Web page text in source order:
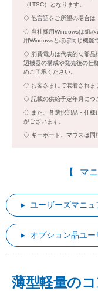
薄型軽量の
（LTSC）となります。
他言語をご所望の場合は
当社採用Windowsは組
用Windowsとほぼ同じ機能
消費電力は代表的な部品
辺機器の構成や発売後の仕
めご了承ください。
お客さまにて装着されま
記載の供給予定年月につ
また、各選択部品・仕
がございます。
キーボード、マウスは同
マ
ユーザーズマニュ
オプション品ユ